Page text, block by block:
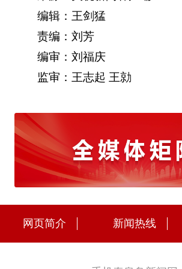
编辑：王剑猛
责编：刘芳
编审：刘福庆
监审：王志起 王勍
网页简介 新闻热线